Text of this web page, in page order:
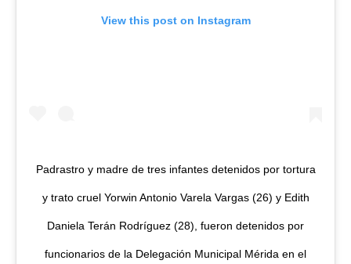
View this post on Instagram
Padrastro y madre de tres infantes detenidos por tortura
y trato cruel Yorwin Antonio Varela Vargas (26) y Edith
Daniela Terán Rodríguez (28), fueron detenidos por
funcionarios de la Delegación Municipal Mérida en el